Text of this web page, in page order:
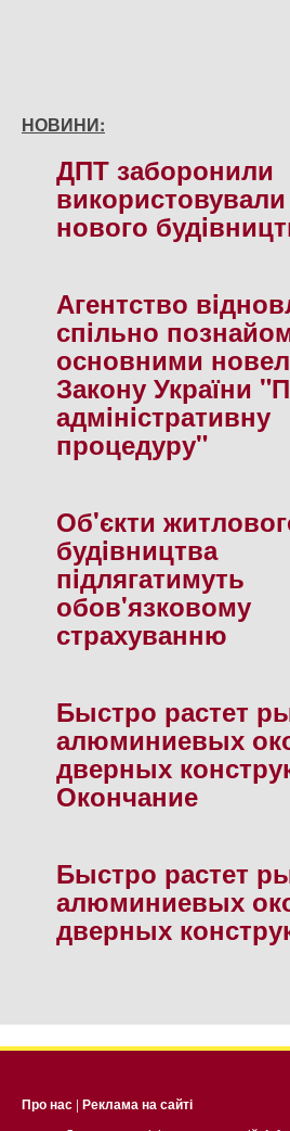
НОВИНИ:
ДПТ заборонили
нового
Агентство
спiльно
основними
Закону України
адмiнiстративну
процедуру"
Об'єкти
будiвництва
пiдлягатимуть
обов'язковому
страхуванню
Быстро растет
алюминиевых
дверных
Окончание
Быстро растет
алюминиевых
дверных
Про нас | Реклама на сайті